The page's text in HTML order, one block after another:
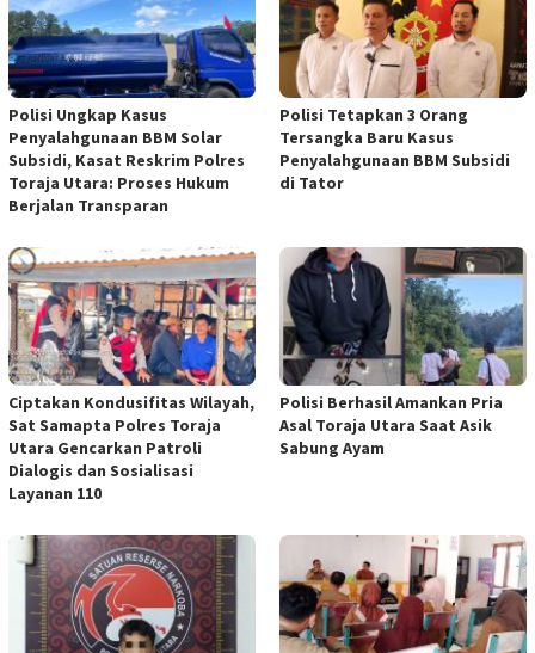
Polisi Ungkap Kasus
Penyalahgunaan BBM Solar
Subsidi, Kasat Reskrim Polres
Toraja Utara: Proses Hukum
Berjalan Transparan
Polisi Tetapkan 3 Orang
Tersangka Baru Kasus
Penyalahgunaan BBM Subsidi
di Tator
Ciptakan Kondusifitas Wilayah,
Sat Samapta Polres Toraja
Utara Gencarkan Patroli
Dialogis dan Sosialisasi
Layanan 110
Polisi Berhasil Amankan Pria
Asal Toraja Utara Saat Asik
Sabung Ayam